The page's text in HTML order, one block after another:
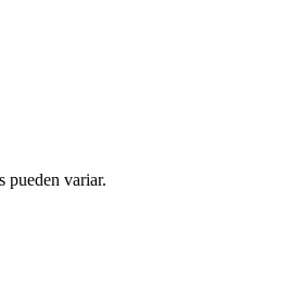
pueden variar.